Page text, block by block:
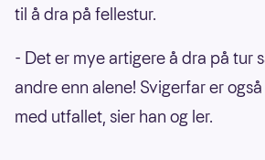
til å dra på fellestur.
- Det er mye artigere å dra på tur
andre enn alene! Svigerfar er
med utfallet, sier han og ler.